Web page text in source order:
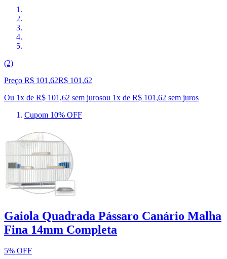
(2)
Preço R$ 101,62R$ 101 ,62
Ou 1x de R$ 101,62 sem jurosou 1x de R$ 101,62 sem juros
Cupom 10% OFF
Gaiola Quadrada Pássaro Canário Malha
Fina 14mm Completa
5% OFF